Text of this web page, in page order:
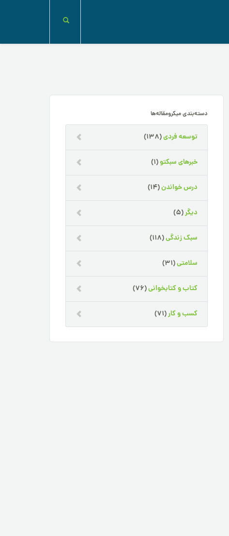
دسته‌بندی میکرومقاله‌ها
توسعه فردی(138)
خبرهای سبکتو(1)
درس خواندن(14)
دیگر(5)
سبک زندگی(118)
سلامتی(31)
کتاب و کتابخوانی(76)
کسب و کار(71)